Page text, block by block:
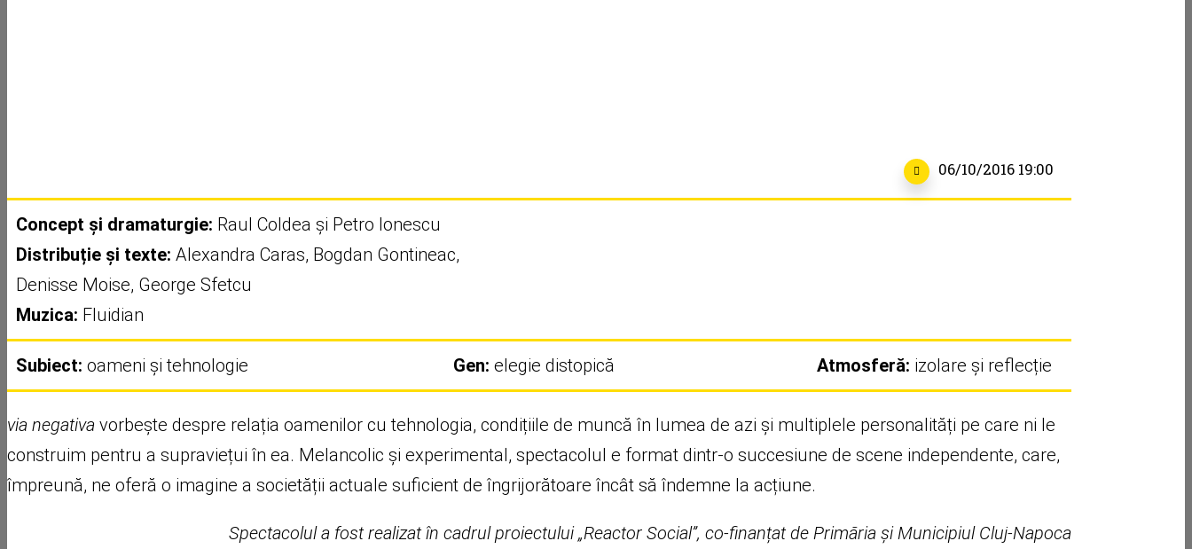
06/10/2016 19:00
Concept și dramaturgie: Raul Coldea și Petro Ionescu
Distribuție și texte: Alexandra Caras, Bogdan Gontineac,
Denisse Moise, George Sfetcu
Muzica: Fluidian
Subiect: oameni și tehnologie Gen:elegie distopică Atmosferă: izolare și reflecție
via negativa vorbește despre relația oamenilor cu tehnologia, condițiile de muncă în lumea de azi și multiplele personalități pe care ni le
construim pentru a supraviețui în ea. Melancolic și experimental, spectacolul e format dintr-o succesiune de scene independente, care,
împreună, ne oferă o imagine a societății actuale suficient de îngrijorătoare încât să îndemne la acțiune.
Spectacolul a fost realizat în cadrul proiectului „Reactor Social”, co-finanțat de Primăria și Municipiul Cluj-Napoca